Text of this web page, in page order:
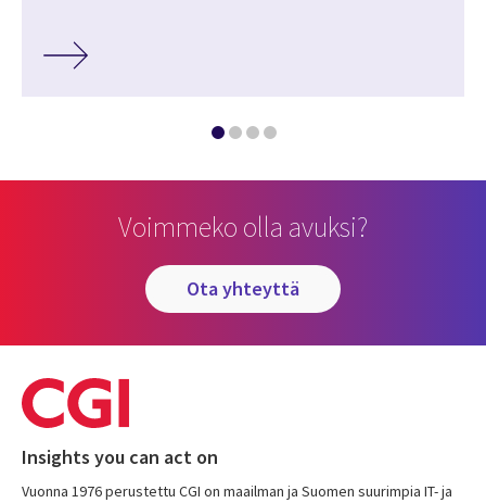
Voimmeko olla avuksi?
ota yhteyttä
Insights you can act on
Vuonna 1976 perustettu CGI on maailman ja Suomen suurimpia IT- ja